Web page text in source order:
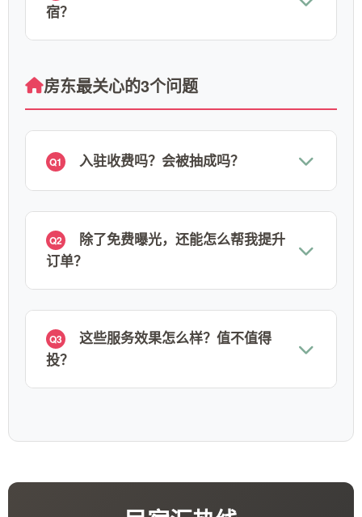
宿？
房东最关心的3个问题
Q1 入驻收费吗？会被抽成吗？
Q2
除了免费曝光，还能怎么帮我提升
订单？
Q3
这些服务效果怎么样？值不值得
投？